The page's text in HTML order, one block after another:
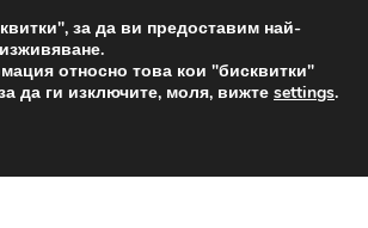
от 12 лв.
по целия свят
за да ви предоставим най-
относно това кои "бисквитки"
да ги изключите, моля, вижте settings.